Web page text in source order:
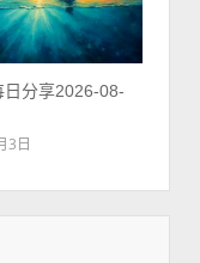
日分享2026-08-
3日